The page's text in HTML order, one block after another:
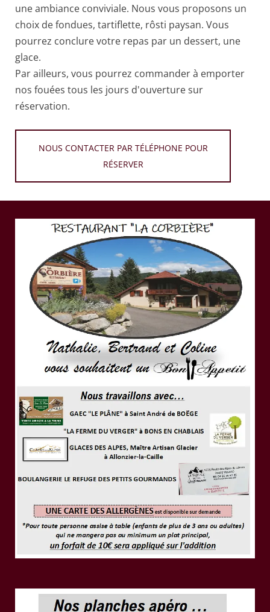
une ambiance conviviale. Nous vous proposons un
choix de fondues, tartiflette, rôsti paysan. Vous
pourrez conclure votre repas par un dessert, une
glace.
Par ailleurs, vous pourrez commander à emporter
nos fouées tous les jours d'ouverture sur
réservation.
NOUS CONTACTER PAR TÉLÉPHONE POUR
RÉSERVER